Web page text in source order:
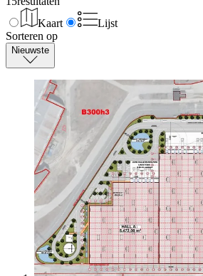
Kaart
Lijst
Sorteren op
Nieuwste